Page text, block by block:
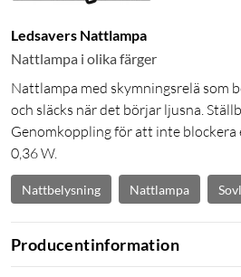
Ledsavers Nattlampa
Nattlampa i olika färger
Nattlampa med skymningsrelä som
och släcks när det börjar ljusna.
Genomkoppling för att inte blockera
0,36 W.
Nattbelysning Nattlampa
Producentinformation